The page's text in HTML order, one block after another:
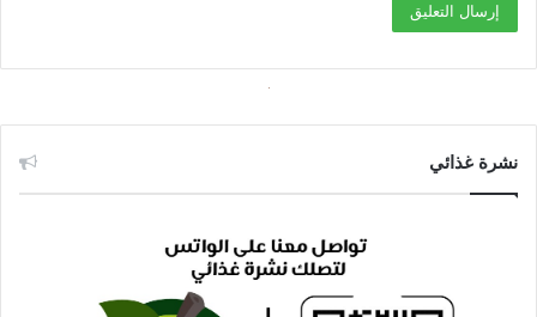
نشرة غذائي